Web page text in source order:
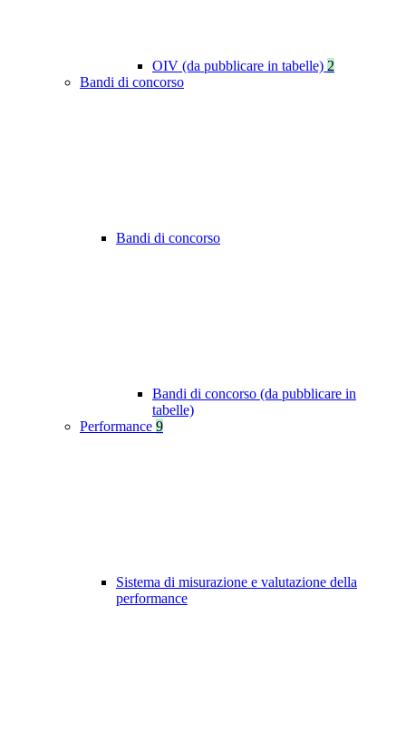
OIV (da pubblicare in tabelle) 2
Bandi di concorso
Bandi di concorso
Bandi di concorso (da pubblicare in
tabelle)
Performance 9
Sistema di misurazione e valutazione della
performance